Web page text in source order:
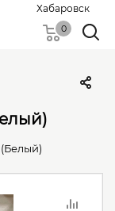
Хабаровск
0